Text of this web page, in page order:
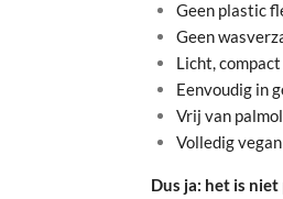
Geen plastic
Geen
Licht,
Eenvoudig in
Vrij van
Volledig
Dus ja: het is niet